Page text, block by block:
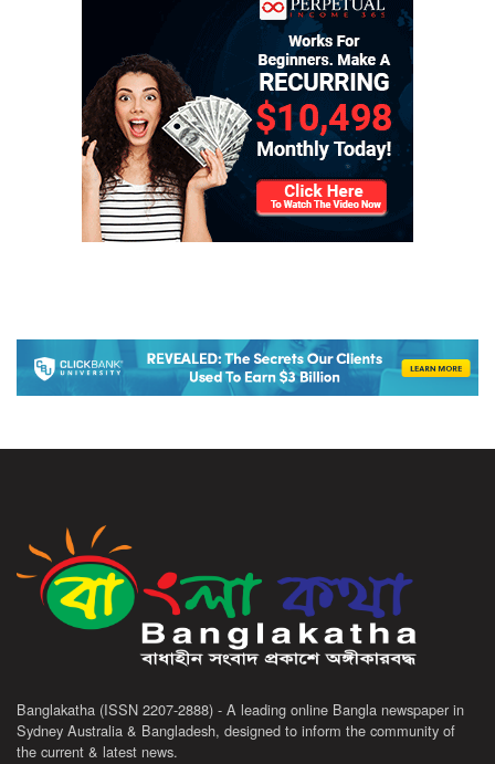
Banglakatha (ISSN 2207-2888) - A leading online Bangla newspaper in
Sydney Australia & Bangladesh, designed to inform the community of
the current & latest news.